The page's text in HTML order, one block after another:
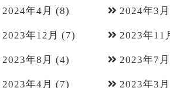
2024年4月 (8) 2024年3月
2023年12月 (7) 2023年11
2023年8月 (4) 2023年7月
2023年4月 (7) 2023年3月